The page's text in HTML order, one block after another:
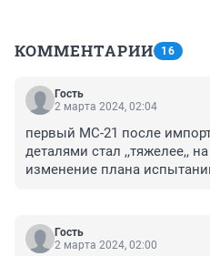
КОММЕНТАРИИ 16
Гость
2 марта 2024, 02:04
первый МС-21 после
деталями стал ,,тяжелее,,
изменение плана
Гость
2 марта 2024, 02:00